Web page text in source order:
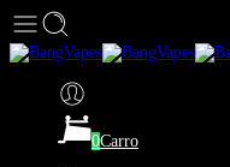
0Carro